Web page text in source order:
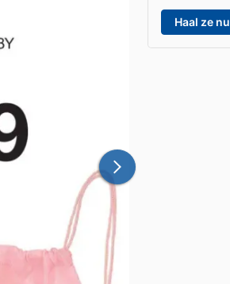
Haal ze nu